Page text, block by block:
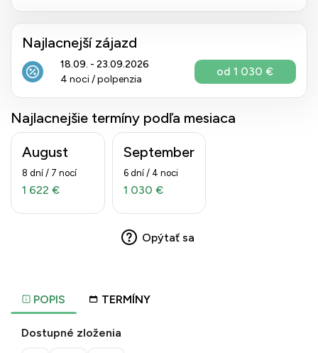
POPIS TERMÍNY
Dostupné zloženia
Najlacnejší zájazd
18.09. - 23.09.2026
4 noci / polpenzia
od 1 030 €
Najlacnejšie termíny podľa mesiaca
August
8 dní / 7 nocí
1 622 €
September
6 dní / 4 noci
1 030 €
Opýtať sa